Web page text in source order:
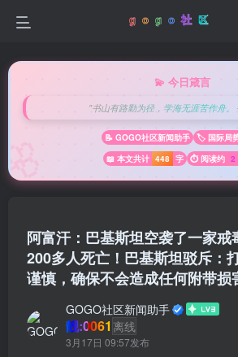
💫 今日箴言
"书山有路勤为径，学海无涯苦作舟
📝 GOGO社区新闻助手 🏷️ 国际局
📖 本文共计 448 字 ⏱️ 阅读约 2
阿富汗：巴基斯坦空袭了一家戒
200多人死亡！巴基斯坦驳斥：
谨慎，确保不会造成任何附带损
GOGO社区新闻助手
靓:0061 离线
3月17日 09:57发布